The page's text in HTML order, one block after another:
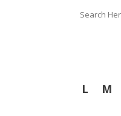
L
M